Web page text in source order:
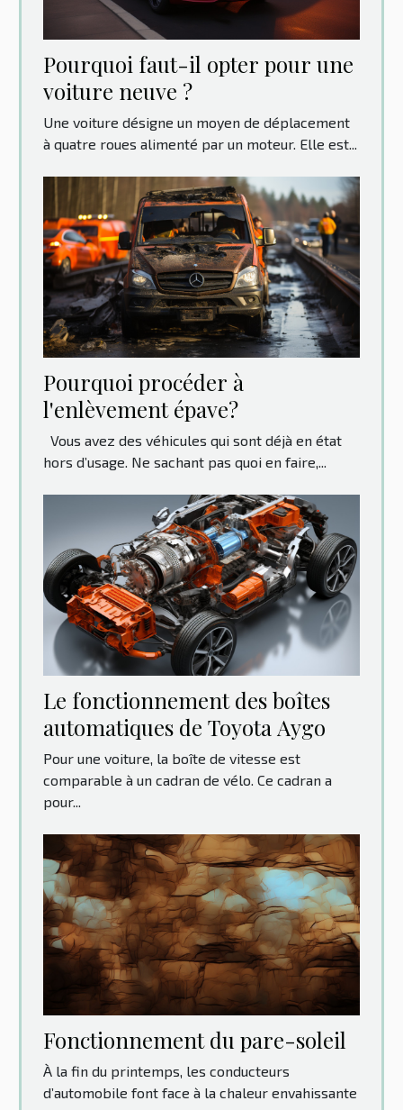
Pourquoi faut-il opter pour une
voiture neuve ?
Une voiture désigne un moyen de déplacement
à quatre roues alimenté par un moteur. Elle est...
Pourquoi procéder à
l'enlèvement épave?
Vous avez des véhicules qui sont déjà en état
hors d’usage. Ne sachant pas quoi en faire,...
Le fonctionnement des boîtes
automatiques de Toyota Aygo
Pour une voiture, la boîte de vitesse est
comparable à un cadran de vélo. Ce cadran a
pour...
Fonctionnement du pare-soleil
À la fin du printemps, les conducteurs
d’automobile font face à la chaleur envahissante